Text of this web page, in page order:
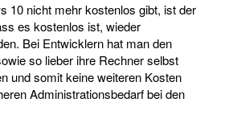
10 nicht mehr kostenlos gibt, ist der
es kostenlos ist, wieder
Bei Entwicklern hat man den
so lieber ihre Rechner selbst
und somit keine weiteren Kosten
Administrationsbedarf bei den